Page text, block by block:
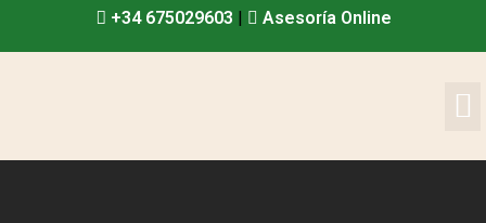
+34 675029603 | Asesoría Online